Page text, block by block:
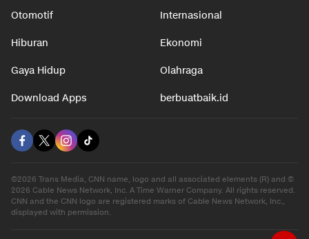
Otomotif Internasional
Hiburan Ekonomi
Gaya Hidup Olahraga
Download Apps berbuatbaik.id
©2026 Trans Media, CNN name, logo and all associated elements (R) and ©
2026 Cable News Network, Inc. A Time Warner Company. All rights reserved.
CNN and the CNN logo are registered marks of Cable News Network, Inc.,
displayed with permission.